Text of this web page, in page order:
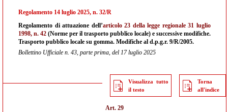
Regolamento 14 luglio 2025, n. 32/R
Regolamento di attuazione dell’articolo 23 della legge regionale 31 luglio
1998, n. 42 (Norme per il trasporto pubblico locale) e successive modifiche.
Trasporto pubblico locale su gomma. Modifiche al d.p.g.r. 9/R/2005.
Bollettino Ufficiale n. 43, parte prima, del 17 luglio 2025
Visualizza tutto
il testo
Torna
all'indice
Art. 29